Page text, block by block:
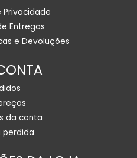
Privacidade
Entregas
e Devoluções
da conta
perdida